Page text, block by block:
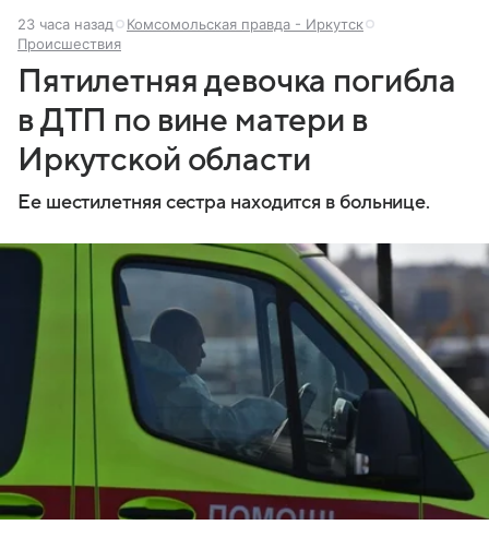
23 часа назад
Комсомольская правда - Иркутск
Происшествия
Пятилетняя девочка погибла
в ДТП по вине матери в
Иркутской области
Ее шестилетняя сестра находится в больнице.